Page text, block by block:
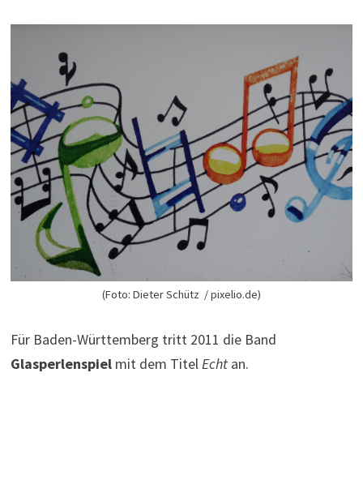
(Foto: Dieter Schütz / pixelio.de)
Für Baden-Württemberg tritt 2011 die Band
Glasperlenspielmit dem Titel Echtan.